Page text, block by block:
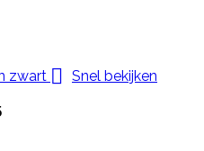

Snel bekijken